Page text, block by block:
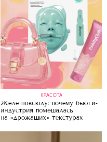
КРАСОТА
Желе повсюду: почему бьюти-
индустрия помешалась
на «дрожащих» текстурах